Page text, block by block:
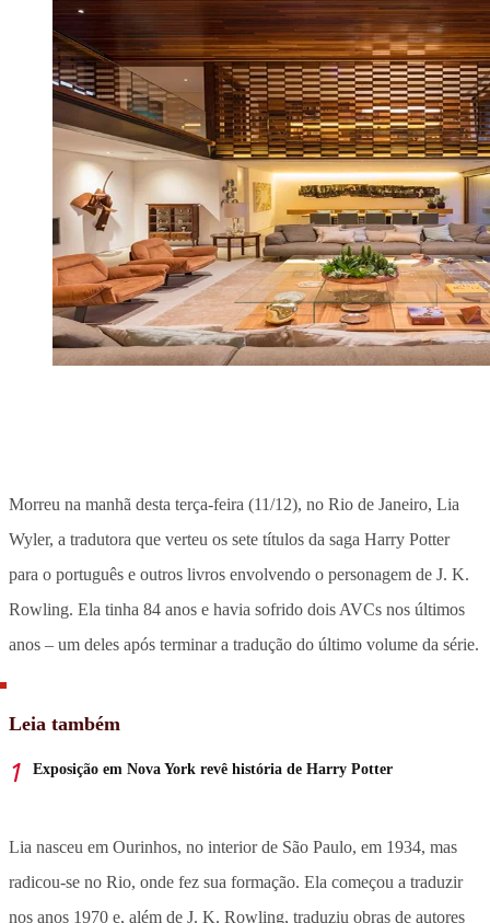
Morreu na manhã desta terça-feira (11/12), no Rio de Janeiro, Lia
Wyler, a tradutora que verteu os sete títulos da saga Harry Potter
para o português e outros livros envolvendo o personagem de J. K.
Rowling. Ela tinha 84 anos e havia sofrido dois AVCs nos últimos
anos – um deles após terminar a tradução do último volume da série.
Leia também
Exposição em Nova York revê história de Harry Potter
Lia nasceu em Ourinhos, no interior de São Paulo, em 1934, mas
radicou-se no Rio, onde fez sua formação. Ela começou a traduzir
nos anos 1970 e, além de J. K. Rowling, traduziu obras de autores